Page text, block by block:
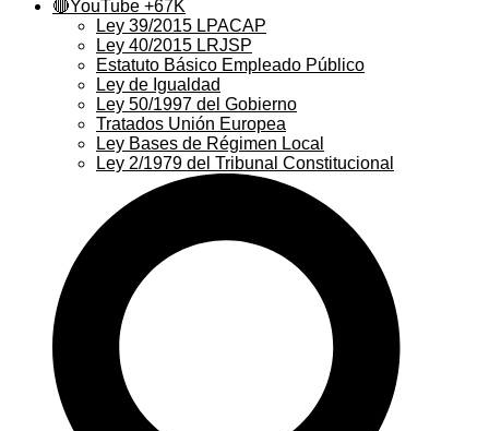
🔴YouTube +67K
Ley 39/2015 LPACAP
Ley 40/2015 LRJSP
Estatuto Básico Empleado Público
Ley de Igualdad
Ley 50/1997 del Gobierno
Tratados Unión Europea
Ley Bases de Régimen Local
Ley 2/1979 del Tribunal Constitucional